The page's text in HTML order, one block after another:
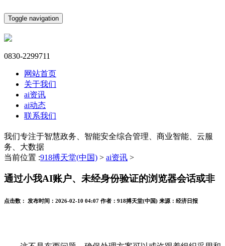
Toggle navigation
0830-2299711
网站首页
关于我们
ai资讯
ai动态
联系我们
我们专注于智慧政务、智能安全综合管理、商业智能、云服
务、大数据
当前位置 :918搏天堂(中国) > ai资讯 >
通过小我AI账户、未经身份验证的浏览器会话或非
点击数： 发布时间： 2026-02-10 04:07 作者： 918搏天堂(中国) 来源： 经济日报